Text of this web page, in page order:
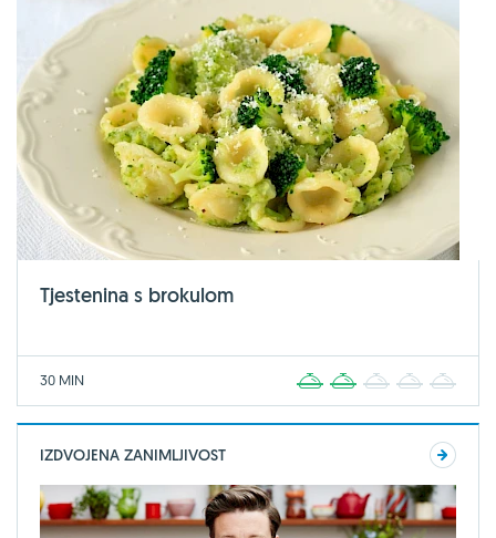
Tjestenina s brokulom
30 MIN 2 3 4
IZDVOJENA ZANIMLJIVOST